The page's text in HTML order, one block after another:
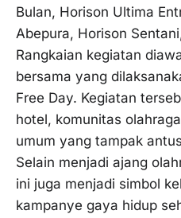
Bulan, Horison Ultima
Abepura, Horison
Rangkaian kegiatan
bersama yang
Free Day. Kegiatan
hotel, komunitas
umum yang tampak
Selain menjadi ajang
ini juga menjadi simbol
kampanye gaya hidup